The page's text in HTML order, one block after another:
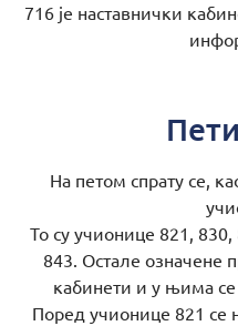
716 је наставнички
На петом спрату се,
То су учионице 821,
843. Остале означене
кабинети и у њима се
Поред учионице 821 се